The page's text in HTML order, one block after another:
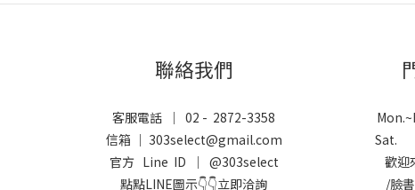
聯絡我們
客服電話 ｜ 02 - 2872-3358
信箱 ｜ 303select@gmail.com
官方 Line ID ｜ @303select
點點LINE圖示👇👇立即洽詢
Sat.
歡迎
/臉書